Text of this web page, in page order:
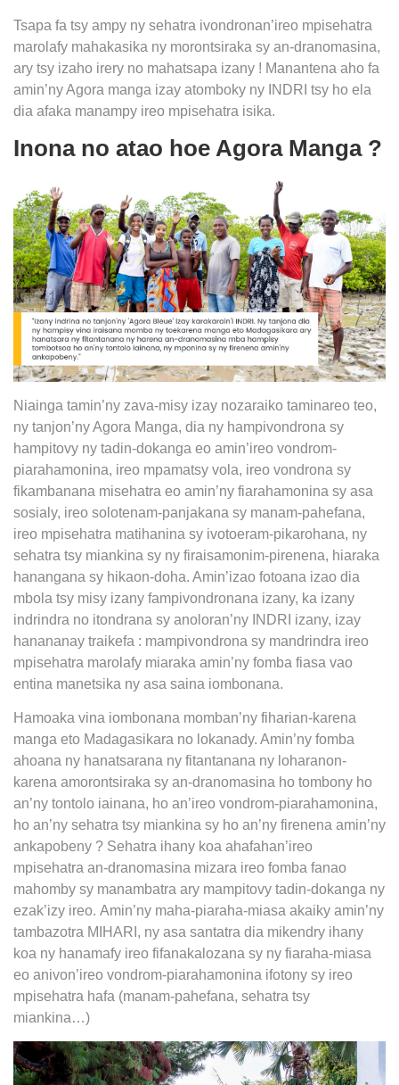
Tsapa fa tsy ampy ny sehatra ivondronan’ireo mpisehatra
marolafy mahakasika ny morontsiraka sy an-dranomasina,
ary tsy izaho irery no mahatsapa izany ! Manantena aho fa
amin’ny Agora manga izay atomboky ny INDRI tsy ho ela
dia afaka manampy ireo mpisehatra isika.
Inona no atao hoe Agora Manga ?
Niainga tamin’ny zava-misy izay nozaraiko taminareo teo,
ny tanjon’ny Agora Manga, dia ny hampivondrona sy
hampitovy ny tadin-dokanga eo amin’ireo vondrom-
piarahamonina, ireo mpamatsy vola, ireo vondrona sy
fikambanana misehatra eo amin’ny fiarahamonina sy asa
sosialy, ireo solotenam-panjakana sy manam-pahefana,
ireo mpisehatra matihanina sy ivotoeram-pikarohana, ny
sehatra tsy miankina sy ny firaisamonim-pirenena, hiaraka
hanangana sy hikaon-doha. Amin’izao fotoana izao dia
mbola tsy misy izany fampivondronana izany, ka izany
indrindra no itondrana sy anoloran’ny INDRI izany, izay
hanananay traikefa : mampivondrona sy mandrindra ireo
mpisehatra marolafy miaraka amin’ny fomba fiasa vao
entina manetsika ny asa saina iombonana.
Hamoaka vina iombonana momban’ny fiharian-karena
manga eto Madagasikara no lokanady. Amin’ny fomba
ahoana ny hanatsarana ny fitantanana ny loharanon-
karena amorontsiraka sy an-dranomasina ho tombony ho
an’ny tontolo iainana, ho an’ireo vondrom-piarahamonina,
ho an’ny sehatra tsy miankina sy ho an’ny firenena amin’ny
ankapobeny ? Sehatra ihany koa ahafahan’ireo
mpisehatra an-dranomasina mizara ireo fomba fanao
mahomby sy manambatra ary mampitovy tadin-dokanga ny
ezak’izy ireo. Amin’ny maha-piaraha-miasa akaiky amin’ny
tambazotra MIHARI, ny asa santatra dia mikendry ihany
koa ny hanamafy ireo fifanakalozana sy ny fiaraha-miasa
eo anivon’ireo vondrom-piarahamonina ifotony sy ireo
mpisehatra hafa (manam-pahefana, sehatra tsy
miankina…)